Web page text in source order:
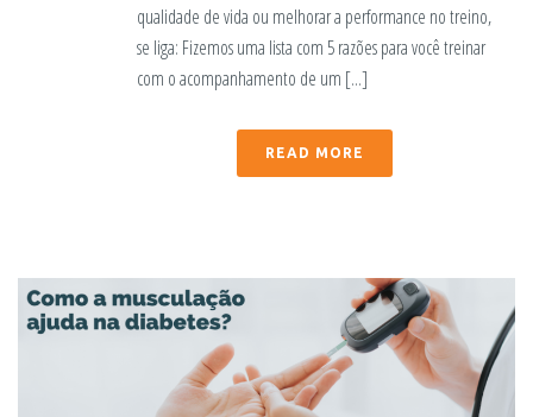
qualidade de vida ou melhorar a performance no treino,
se liga: Fizemos uma lista com 5 razões para você treinar
com o acompanhamento de um [...]
READ MORE